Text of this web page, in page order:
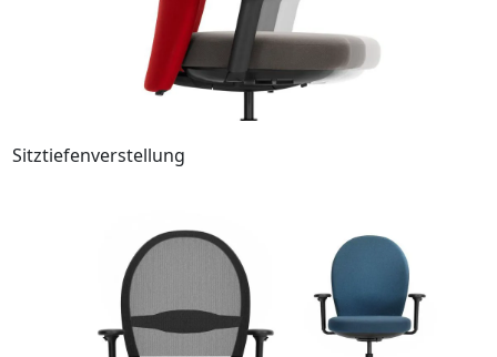
Sitztiefenverstellung